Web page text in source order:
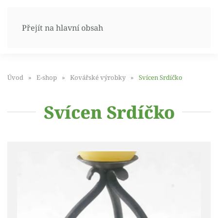
Přejít na hlavní obsah
Úvod E-shop Kovářské výrobky Svícen Srdíčko
Svícen Srdíčko